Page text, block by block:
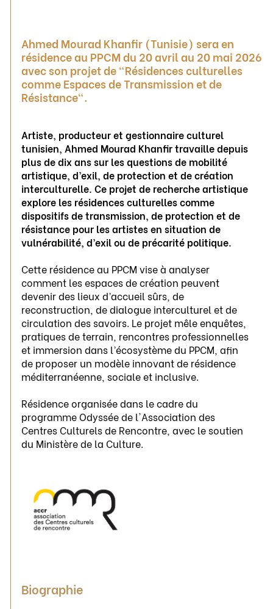
Ahmed Mourad Khanfir (Tunisie) sera en
résidence au PPCM du 20 avril au 20 mai 2026
avec son projet de "Résidences culturelles
comme Espaces de Transmission et de
Résistance".
Artiste, producteur et gestionnaire culturel
tunisien, Ahmed Mourad Khanfir travaille depuis
plus de dix anssur les questions de mobilité
artistique, d’exil, de protection et de création
interculturelle. Ce projet de recherche artistique
explore les résidences culturelles comme
dispositifs de transmission, de protection et de
résistance pour les artistes en situation de
vulnérabilité, d’exil ou de précarité politique.
Cette résidence au PPCM vise à analyser
comment les espaces de création peuvent
devenir des lieux d’accueil sûrs, de
reconstruction, de dialogue interculturel et de
circulation des savoirs. Le projet mêle enquêtes,
pratiques de terrain, rencontres professionnelles
et immersion dans l’écosystème du PPCM, afin
de proposer un modèle innovant de résidence
méditerranéenne, sociale et inclusive.
Résidence organisée dans le cadre du
programme Odyssée de l'Association des
Centres Culturels de Rencontre, avec le soutien
du Ministère de la Culture.
Biographie